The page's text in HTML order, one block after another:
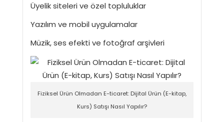
Üyelik siteleri ve özel topluluklar
Yazılım ve mobil uygulamalar
Müzik, ses efekti ve fotoğraf arşivleri
Fiziksel Ürün Olmadan E-ticaret: Dijital Ürün (E-kitap,
Kurs) Satışı Nasıl Yapılır?